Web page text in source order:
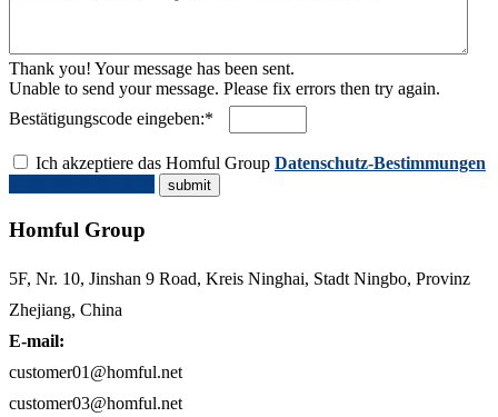
Thank you! Your message has been sent.
Unable to send your message. Please fix errors then try again.
Bestätigungscode eingeben:*
Ich akzeptiere das Homful Group Datenschutz-Bestimmungen
Homful Group
5F, Nr. 10, Jinshan 9 Road, Kreis Ninghai, Stadt Ningbo, Provinz
Zhejiang, China
E-mail:
customer01@homful.net
customer03@homful.net